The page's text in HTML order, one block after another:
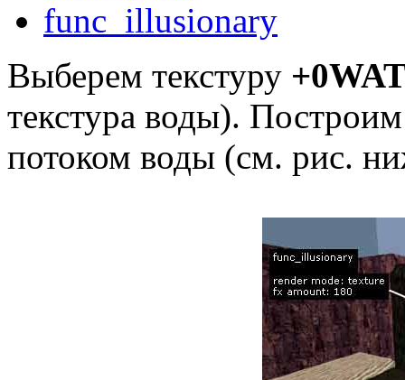
func_illusionary
Выберем текстуру
текстура воды).
потоком воды (см. рис.